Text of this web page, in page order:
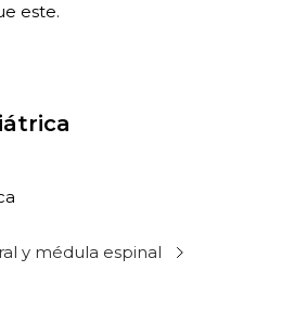
este.
Columna vertebral y médula espinal